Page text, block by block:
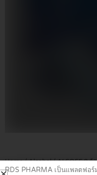
Home/Alcohol/ ALSOFF 8 ก้
RDS PHARMA เป็นแพลตฟอ